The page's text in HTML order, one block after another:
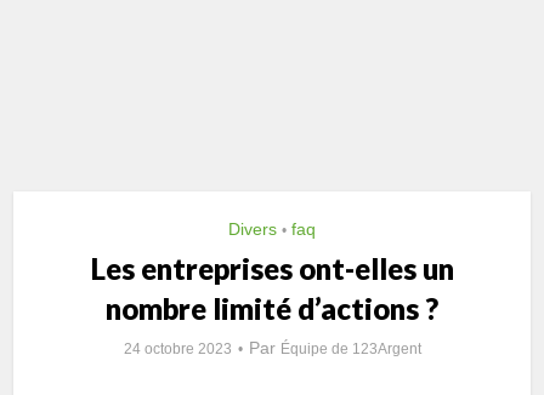
Divers • faq
Les entreprises ont-elles un
nombre limité d’actions ?
24 octobre 2023 Par Équipe de 123Argent